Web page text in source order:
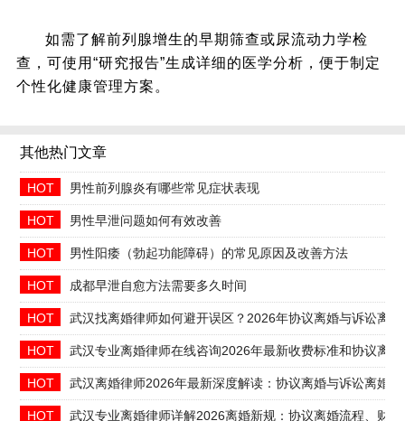
如需了解前列腺增生的早期筛查或尿流动力学检
查，可使用“研究报告”生成详细的医学分析，便于制定
个性化健康管理方案。
其他热门文章
HOT 男性前列腺炎有哪些常见症状表现
HOT 男性早泄问题如何有效改善
HOT 男性阳痿（勃起功能障碍）的常见原因及改善方法
HOT 成都早泄自愈方法需要多久时间
HOT 武汉找离婚律师如何避开误区？2026年协议离婚与诉讼离
HOT 武汉专业离婚律师在线咨询2026年最新收费标准和协议离
HOT 武汉离婚律师2026年最新深度解读：协议离婚与诉讼离婚
HOT 武汉专业离婚律师详解2026离婚新规：协议离婚流程、财